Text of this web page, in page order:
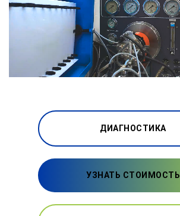
ДИАГНОСТИКА
УЗНАТЬ СТОИМОСТЬ